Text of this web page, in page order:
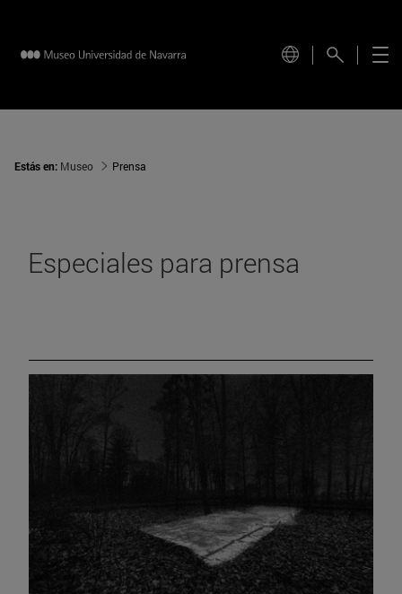
Estás en: Museo Prensa
Especiales para prensa